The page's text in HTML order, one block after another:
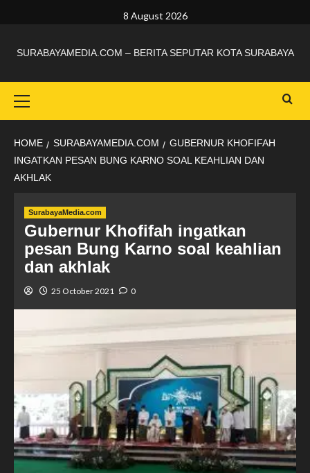
8 August 2026
SURABAYAMEDIA.COM – BERITA SEPUTAR KOTA SURABAYA
HOME SURABAYAMEDIA.COM
GUBERNUR KHOFIFAH
INGATKAN PESAN BUNG KARNO SOAL KEAHLIAN DAN
AKHLAK
SurabayaMedia.com
Gubernur Khofifah ingatkan
pesan Bung Karno soal keahlian
dan akhlak
25 October 2021 0